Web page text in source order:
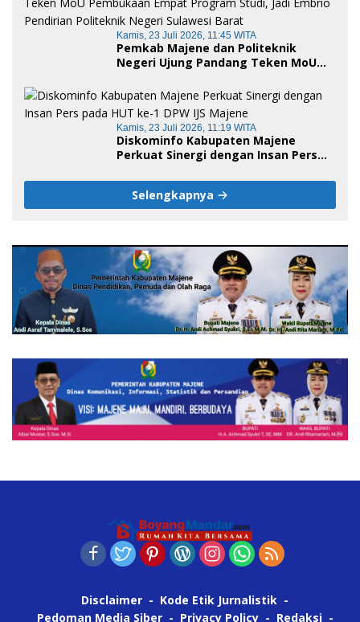
Kamis, 23 Juli 2026, 11:45 WITA
Pemkab Majene dan Politeknik
Negeri Ujung Pandang Teken MoU
Jadi Embrio Pendirian Politeknik
Negeri Sulawesi Barat
Kamis, 23 Juli 2026, 11:19 WITA
Diskominfo Kabupaten Majene
Perkuat Sinergi dengan Insan Pers
Selengkapnya
Disclaimer
Kode Etik Jurnalistik
Pedoman Media Siber
Privacy Policy Redaksi